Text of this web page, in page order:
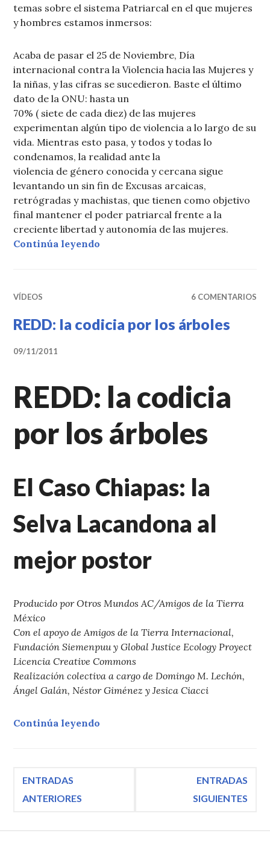
temas sobre el sistema Patriarcal en el que mujeres
y hombres estamos inmersos:
Acaba de pasar el 25 de Noviembre, Día
internacional contra la Violencia hacia las Mujeres y
la niñas, y las cifras se sucedieron. Baste el último
dato de la ONU: hasta un
70% ( siete de cada diez) de las mujeres
experimentan algún tipo de violencia a lo largo de su
vida. Mientras esto pasa, y todos y todas lo
condenamos, la realidad ante la
violencia de género conocida y cercana sigue
levantando un sin fin de Excusas arcaicas,
retrógradas y machistas, que tienen como objetivo
final mantener el poder patriarcal frente a la
creciente libertad y autonomía de las mujeres.
Continúa leyendo
VÍDEOS 6 COMENTARIOS
REDD: la codicia por los árboles
09/11/2011
REDD: la codicia
por los árboles
El Caso Chiapas: la
Selva Lacandona al
mejor postor
Producido por Otros Mundos AC/Amigos de la Tierra
México
Con el apoyo de Amigos de la Tierra Internacional,
Fundación Siemenpuu y Global Justice Ecology Proyect
Licencia Creative Commons
Realización colectiva a cargo de Domingo M. Lechón,
Ángel Galán, Néstor Giménez y Jesica Ciacci
Continúa leyendo
Navegación
ENTRADAS
ANTERIORES
ENTRADAS
SIGUIENTES